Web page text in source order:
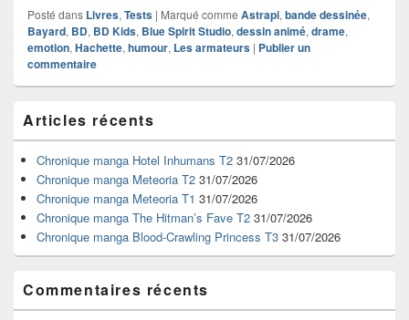
Posté dans Livres, Tests | Marqué comme Astrapi, bande dessinée,
Bayard, BD, BD Kids, Blue Spirit Studio, dessin animé, drame,
emotion, Hachette, humour, Les armateurs | Publier un
commentaire
principale
de
widget
pour
barre
latérale
Articles récents
Chronique manga Hotel Inhumans T2 31/07/2026
Chronique manga Meteoria T2 31/07/2026
Chronique manga Meteoria T1 31/07/2026
Chronique manga The Hitman’s Fave T2 31/07/2026
Chronique manga Blood-Crawling Princess T3 31/07/2026
Commentaires récents